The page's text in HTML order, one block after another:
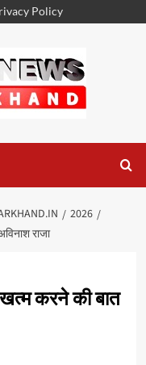
Policy
2026
राजा
खत्म करने की बात